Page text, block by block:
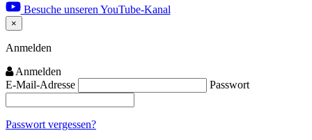
Besuche unseren YouTube-Kanal
×
Close
Anmelden
Anmelden
E-Mail-Adresse
Passwort
Passwort vergessen?